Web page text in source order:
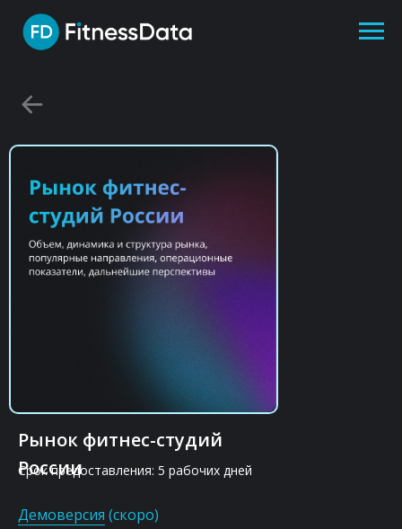
Рынок фитнес-студий
России
Срок предоставления: 5 рабочих дней
Демоверсия (скоро)